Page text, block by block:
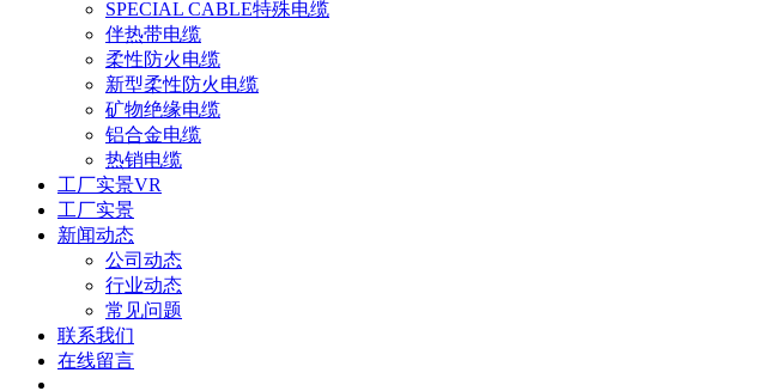
SPECIAL CABLE特殊电缆
伴热带电缆
柔性防火电缆
新型柔性防火电缆
矿物绝缘电缆
铝合金电缆
热销电缆
工厂实景VR
工厂实景
新闻动态
公司动态
行业动态
常见问题
联系我们
在线留言